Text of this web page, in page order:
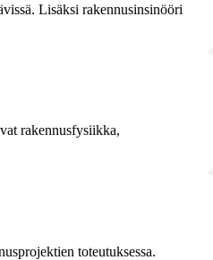
Lisäksi rakennusinsinööri
rakennusfysiikka,
toteutuksessa.